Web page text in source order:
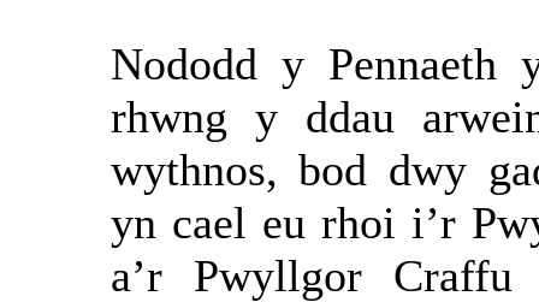
Nododd y Pennaeth
rhwng y ddau
wythnos, bod dwy
yn cael eu rhoi i’r
a’r Pwyllgor